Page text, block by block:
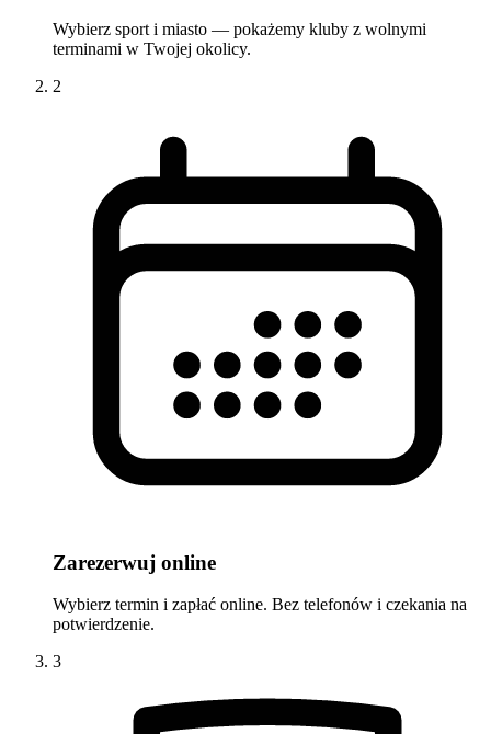
Wybierz sport i miasto — pokażemy kluby z wolnymi
terminami w Twojej okolicy.
2
Zarezerwuj online
Wybierz termin i zapłać online. Bez telefonów i czekania na
potwierdzenie.
3